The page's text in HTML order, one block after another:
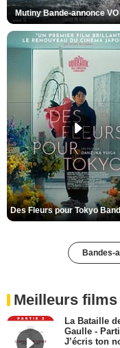
Mutiny Bande-annonce VO
Bandes-
Meilleurs
La Bataille
Gaulle -
J’écris ton